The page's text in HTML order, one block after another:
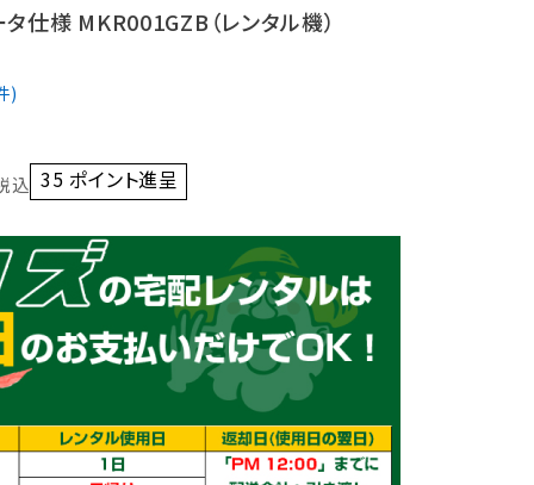
仕様 MKR001GZB（レンタル機）
込 35 ポイント進呈 ]